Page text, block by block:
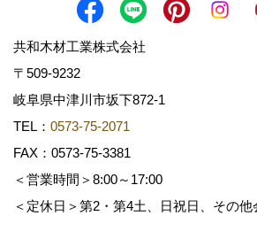
共和木材工業株式会社
〒509-9232
岐阜県中津川市坂下872‐1
TEL： 0573-75-2071
FAX：0573-75-3381
＜営業時間＞8:00～17:00
＜定休日＞第2・第4土、日祝日、その他